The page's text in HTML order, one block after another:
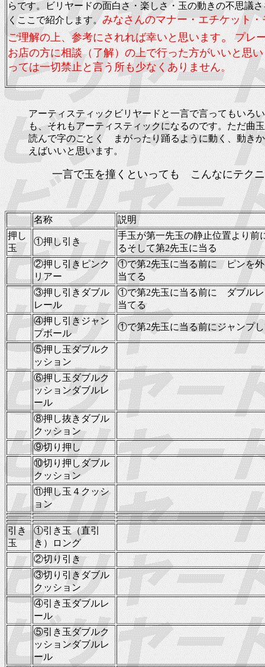
らです。ビリヤードの面白さ・楽しさ・玉の動きの不思議
くここで紹介します。みなさんのマナー・エチケット
ご理解の上、参考にされれば幸いと思います。プレ
お店の方に相談（了解）の上で行った方がいいと思
っては一切禁止と言う所も少なくありません。
アーティスティックビリヤードと一言で言ってもい
も、それもアーティスティックになるのです。ただ曲
読んで字のごとく まがったり踊るように動く、動き
えばいいと思います。
一言で玉を撞くといっても こんなにテク
名称
説明
押し
玉
①押し引き
手玉が第一先玉の静止位置より前
るそして第2先玉に当る
②押し引きピンク
リアー
①で第2先玉に当る前に ピンを外
当てる
③押し引きダブル
レール
①で第2先玉に当る前に ダブルレ
当てる
④押し引きジャン
プボール
①で第2先玉に当る前にジャンプ
⑤押し玉ダブルク
ッション
⑥押し玉ダブルク
ッションダブルレ
ール
⑧押し抜きダブル
クッション
⑨切り押し
⑩切り押しダブル
クッション
⑪押し玉４クッシ
ョン
引き
玉
①引き玉（直引
き）ロング
②切り引き
③切り引きダブル
クッション
④引き玉ダブルレ
ール
⑤引き玉ダブルク
ッションダブルレ
ール